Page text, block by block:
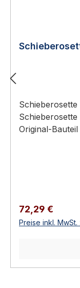
Original-
Aluminium Für Außen- und Sicherheitstüren
Erhältlich in 2
Ziehschutz KWS 3460
Aushebeln
Regulärer Preis:
72,29 €
Preise inkl.